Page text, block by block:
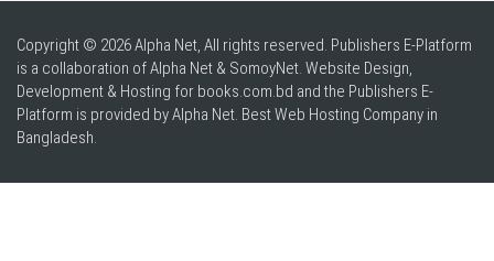
Copyright © 2026 Alpha Net, All rights reserved. Publishers E-Platform
is a collaboration of Alpha Net & SomoyNet. Website Design,
Development & Hosting for books.com.bd and the Publishers E-
Platform is provided by Alpha Net. BestWeb Hosting Company in
Bangladesh.